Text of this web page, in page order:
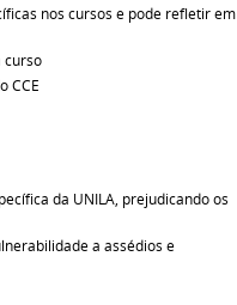
nos cursos e pode refletir em
curso
CCE
da UNILA, prejudicando os
a assédios e